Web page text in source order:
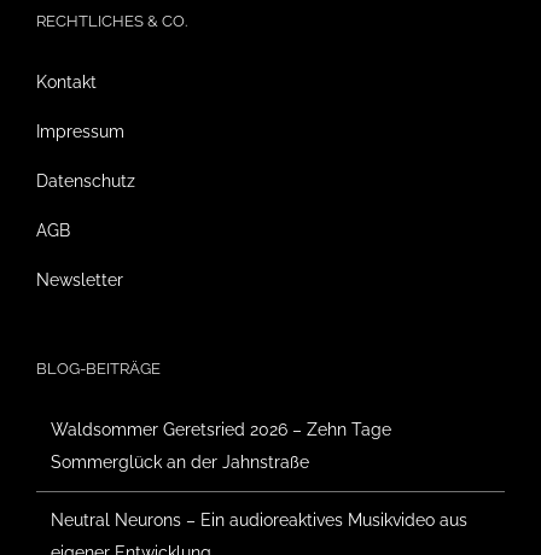
RECHTLICHES & CO.
Kontakt
Impressum
Datenschutz
AGB
Newsletter
BLOG-BEITRÄGE
Waldsommer Geretsried 2026 – Zehn Tage
Sommerglück an der Jahnstraße
Neutral Neurons – Ein audioreaktives Musikvideo aus